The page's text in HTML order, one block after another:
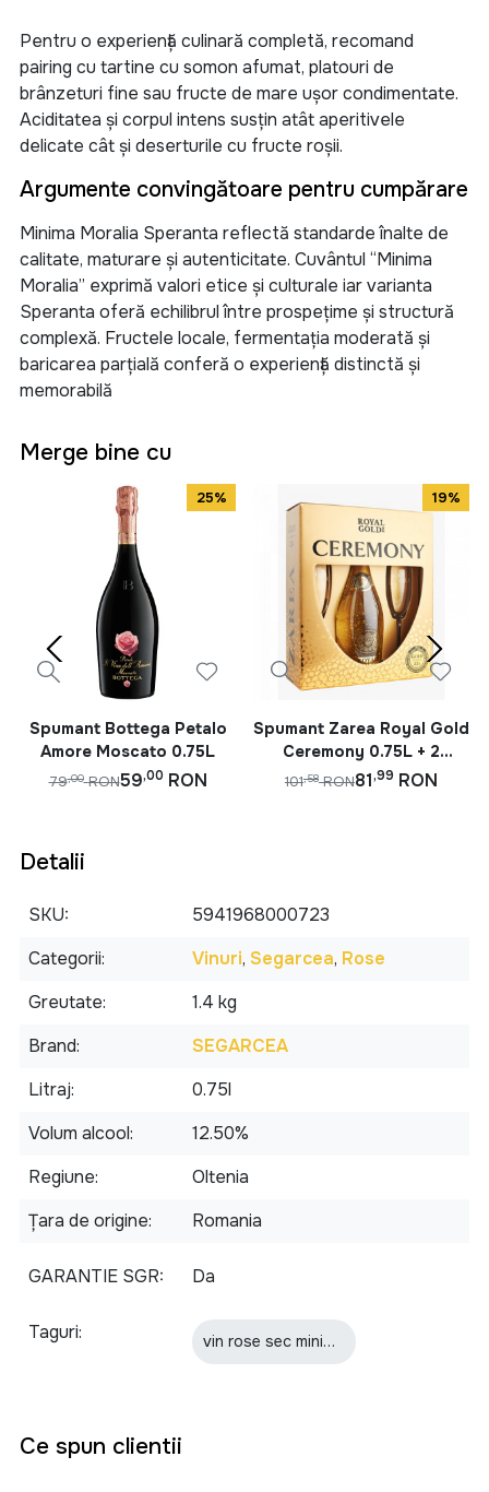
Pentru o experiență culinară completă, recomand
pairing cu tartine cu somon afumat, platouri de
brânzeturi fine sau fructe de mare ușor condimentate.
Aciditatea și corpul intens susțin atât aperitivele
delicate cât și deserturile cu fructe roșii.
Argumente convingătoare pentru cumpărare
Minima Moralia Speranta reflectă standarde înalte de
calitate, maturare și autenticitate. Cuvântul “Minima
Moralia” exprimă valori etice și culturale iar varianta
Speranta oferă echilibrul între prospețime și structură
complexă. Fructele locale, fermentația moderată și
baricarea parțială conferă o experiență distinctă și
memorabilă
Merge bine cu
25%
Spumant Bottega Petalo
Amore Moscato 0.75L
59,00 RON
79,00 RON
19%
Spumant Zarea Royal Gold
Ceremony 0.75L + 2
Pahare
81,99 RON
101,58 RON
Detalii
SKU
5941968000723
Categorii
Vinuri, Segarcea, Rose
Greutate
1.4 kg
Brand
SEGARCEA
Litraj
0.75l
Volum alcool
12.50%
Regiune
Oltenia
Țara de origine
Romania
GARANTIE SGR Da
Taguri vin rose sec minima moralia speranta domeniul coroanei segarcea 0.75l
Ce spun clientii